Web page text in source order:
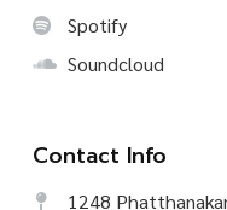
Spotify
Soundcloud
Contact Info
1248